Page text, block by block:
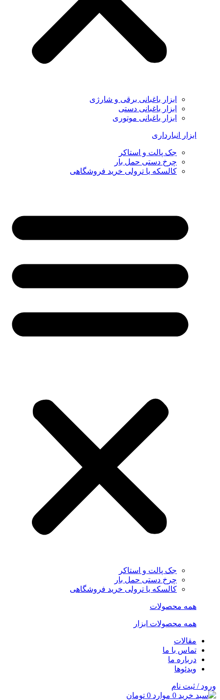
ابزار باغبانی برقی و شارژی
ابزار باغبانی دستی
ابزار باغبانی موتوری
ابزار انبارداری
جک پالت و استاکر
چرخ دستی حمل بار
کالسکه یا ترولی خرید فروشگاهی
جک پالت و استاکر
چرخ دستی حمل بار
کالسکه یا ترولی خرید فروشگاهی
همه محصولات
همه محصولات ابزار
مقالات
تماس با ما
درباره ما
ویدئوها
ورود / ثبت نام
0 موارد 0 تومان